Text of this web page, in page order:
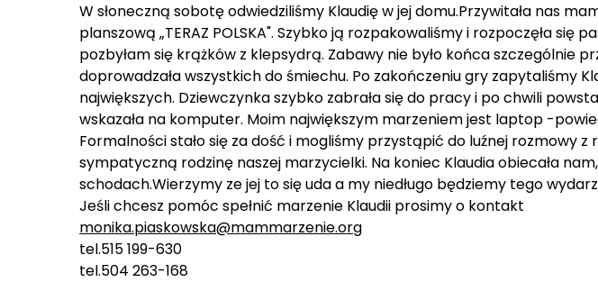
W słoneczną sobotę odwiedziliśmy Klaudię w jej domu.Przywitała nas
planszową „TERAZ POLSKA". Szybko ją rozpakowaliśmy i rozpoczęła
pozbyłam się krążków z klepsydrą. Zabawy nie było końca szczególnie
doprowadzała wszystkich do śmiechu. Po zakończeniu gry zapytaliśmy
największych. Dziewczynka szybko zabrała się do pracy i po chwili
wskazała na komputer. Moim największym marzeniem jest laptop -
Formalności stało się za dość i mogliśmy przystąpić do luźnej rozmowy
sympatyczną rodzinę naszej marzycielki. Na koniec Klaudia obiecała
schodach.Wierzymy ze jej to się uda a my niedługo będziemy tego
Jeśli chcesz pomóc spełnić marzenie Klaudii prosimy o kontakt
monika.piaskowska@mammarzenie.org
tel.515 199-630
tel.504 263-168